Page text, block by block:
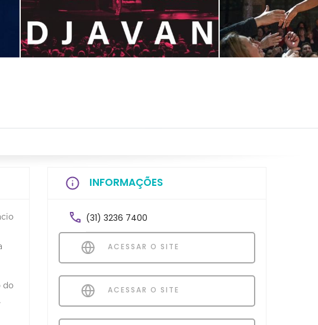
do
INFORMAÇÕES
(31) 3236 7400
ACESSAR O SITE
ACESSAR O SITE